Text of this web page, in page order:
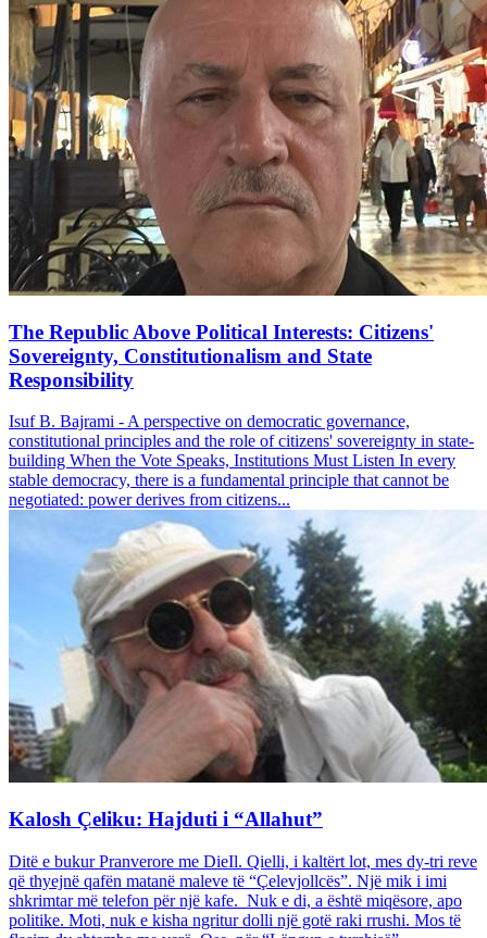
The Republic Above Political Interests: Citizens'
Sovereignty, Constitutionalism and State
Responsibility
Isuf B. Bajrami - A perspective on democratic governance,
constitutional principles and the role of citizens' sovereignty in state-
building When the Vote Speaks, Institutions Must Listen In every
stable democracy, there is a fundamental principle that cannot be
negotiated: power derives from citizens...
Kalosh Çeliku: Hajduti i “Allahut”
Ditë e bukur Pranverore me DieIl. Qielli, i kaltërt lot, mes dy-tri reve
që thyejnë qafën matanë maleve të “Çelevjollcës”. Një mik i imi
shkrimtar më telefon për një kafe. Nuk e di, a është miqësore, apo
politike. Moti, nuk e kisha ngritur dolli një gotë raki rrushi. Mos të